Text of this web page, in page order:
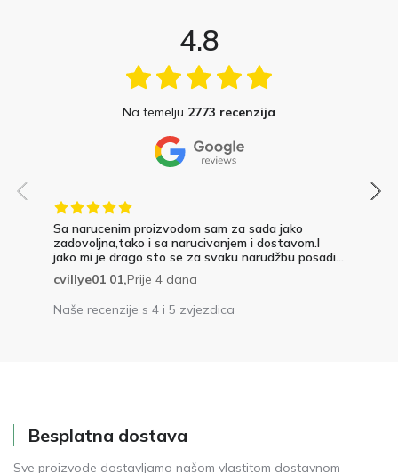
4.8
Na temelju 2773 recenzija
Sa narucenim proizvodom sam za sada jako
zadovoljna,tako i sa narucivanjem i dostavom.I
jako mi je drago sto se za svaku narudžbu posadi...
cvillye01 01,Prije 4 dana
Naše recenzije s 4 i 5 zvjezdica
Besplatna dostava
Sve proizvode dostavljamo našom vlastitom dostavnom